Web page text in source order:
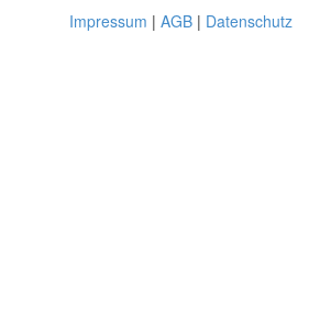
Impressum | AGB | Datenschutz